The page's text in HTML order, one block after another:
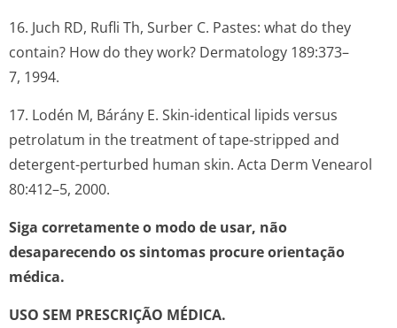
16. Juch RD, Rufli Th, Surber C. Pastes: what do they
contain? How do they work? Dermatology 189:373–
7, 1994.
17. Lodén M, Bárány E. Skin-identical lipids versus
petrolatum in the treatment of tape-stripped and
detergent-perturbed human skin. Acta Derm Venearol
80:412–5, 2000.
Siga corretamente o modo de usar, não
desaparecendo os sintomas procure orientação
médica.
USO SEM PRESCRIÇÃO MÉDICA.